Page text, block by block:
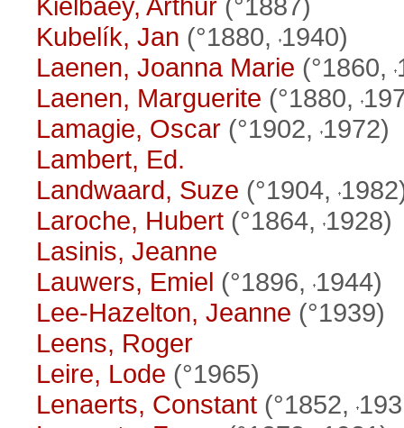
Kubelík, Jan (°1880, 1940)
Laenen, Joanna Marie (°1860,
Laenen, Marguerite (°1880,
Lamagie, Oscar (°1902, 1972)
Lambert, Ed.
Landwaard, Suze (°1904,
Laroche, Hubert (°1864, 1928)
Lasinis, Jeanne
Lauwers, Emiel (°1896, 1944)
Lee-Hazelton, Jeanne (°1939)
Leens, Roger
Leire, Lode (°1965)
Lenaerts, Constant (°1852,